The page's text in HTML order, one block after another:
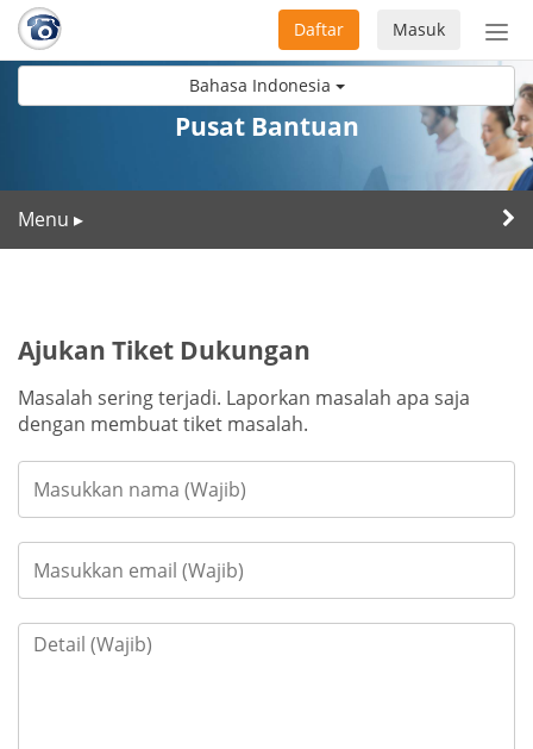
Bahasa Indonesia
Masuk
Daftar
Pusat Bantuan
Menu ▸
Ajukan Tiket Dukungan
Masalah sering terjadi. Laporkan masalah apa saja
dengan membuat tiket masalah.